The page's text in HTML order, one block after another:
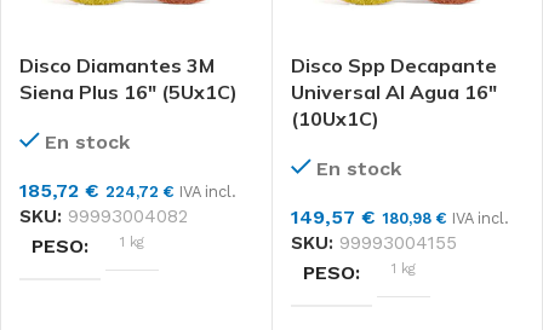
TAMAÑO DISCO
20", 21"
Disco Diamantes 3M
Siena Plus 16″ (5Ux1C)
En stock
185,72 € 224,72 € IVA incl.
SKU: 99993004082
PESO 1 kg
Disco Spp Decapante
Universal Al Agua 16″
(10Ux1C)
En stock
149,57 € 180,98 € IVA incl.
SKU: 99993004155
PESO 1 kg